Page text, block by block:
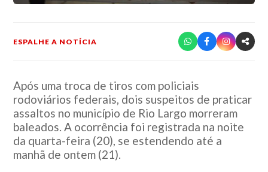
ESPALHE A NOTÍCIA
Após uma troca de tiros com policiais
rodoviários federais, dois suspeitos de praticar
assaltos no município de Rio Largo morreram
baleados. A ocorrência foi registrada na noite
da quarta-feira (20), se estendendo até a
manhã de ontem (21).